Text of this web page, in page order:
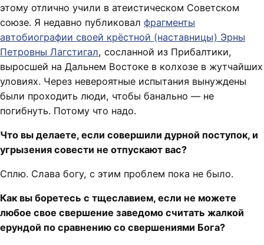
этому отлично учили в атеистическом Советском
союзе. Я недавно публиковал фрагменты
автобиографии своей крёстной (наставницы) Эрны
Петровны Лагстигал, сосланной из Прибалтики,
выросшей на Дальнем Востоке в колхозе в жутчайших
уловиях. Через невероятные испытания вынуждены
были проходить люди, чтобы банально — не
погибнуть. Потому что надо.
Что вы делаете, если совершили дурной поступок, и
угрызения совести не отпускают вас?
Сплю. Слава богу, с этим проблем пока не было.
Как вы боретесь с тщеславием, если не можете
любое свое свершение заведомо считать жалкой
ерундой по сравнению со свершениями Бога?